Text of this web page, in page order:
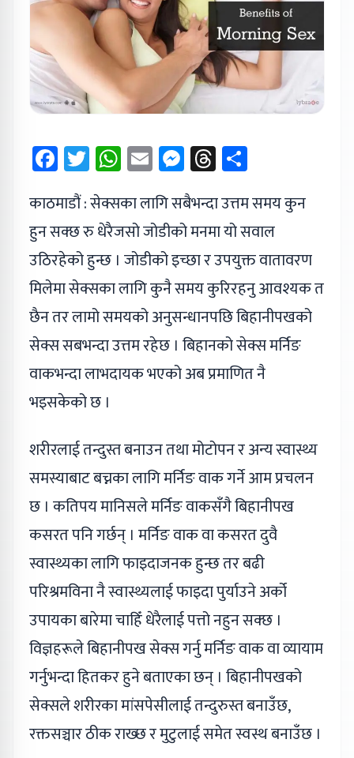
Facebook
Twitter
WhatsApp
EmailMessenger
Threads
काठमाडौं : सेक्सका लागि सबैभन्दा उत्तम समय कुन
हुन सक्छ रु धेरैजसो जोडीको मनमा यो सवाल
उठिरहेको हुन्छ । जोडीको इच्छा र उपयुक्त वातावरण
मिलेमा सेक्सका लागि कुनै समय कुरिरहनु आवश्यक त
छैन तर लामो समयको अनुसन्धानपछि बिहानीपखको
सेक्स सबभन्दा उत्तम रहेछ । बिहानको सेक्स मर्निङ
वाकभन्दा लाभदायक भएको अब प्रमाणित नै
भइसकेको छ ।
शरीरलाई तन्दुस्त बनाउन तथा मोटोपन र अन्य स्वास्थ्य
समस्याबाट बच्नका लागि मर्निङ वाक गर्ने आम प्रचलन
छ । कतिपय मानिसले मर्निङ वाकसँगै बिहानीपख
कसरत पनि गर्छन् । मर्निङ वाक वा कसरत दुवै
स्वास्थ्यका लागि फाइदाजनक हुन्छ तर बढी
परिश्रमविना नै स्वास्थ्यलाई फाइदा पुर्याउने अर्को
उपायका बारेमा चाहिँ धेरैलाई पत्तो नहुन सक्छ ।
विज्ञहरूले बिहानीपख सेक्स गर्नु मर्निङ वाक वा व्यायाम
गर्नुभन्दा हितकर हुने बताएका छन् । बिहानीपखको
सेक्सले शरीरका मांसपेसीलाई तन्दुरुस्त बनाउँछ,
रक्तसञ्चार ठीक राख्छ र मुटुलाई समेत स्वस्थ बनाउँछ ।